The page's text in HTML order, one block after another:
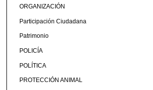
ORGANIZACIÓN
Participación Ciudadana
Patrimonio
POLICÍA
POLÍTICA
PROTECCIÓN ANIMAL